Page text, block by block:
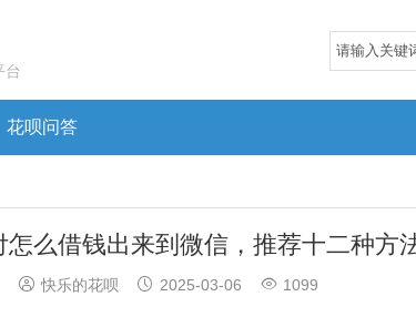
台
花呗问答
怎么借钱出来到微信，推荐十二种方
 快乐的花呗  2025-03-06  1099